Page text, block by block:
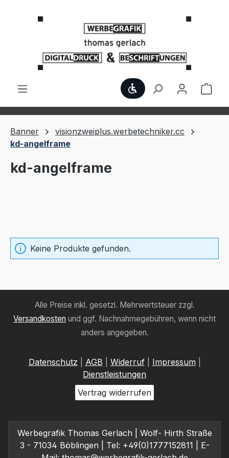
Werkzeugleiste
Banner
visionzweiplus.werbetechniker.cc
kd-angelframe
kd-angelframe
Keine Produkte gefunden.
Alle Preise inkl. gesetzl. Mehrwertsteuer zzgl.
Versandkosten und ggf. Nachnahmegebühren, wenn nicht
anders angegeben.
Datenschutz AGB Widerruf| Impressum
Dienstleistungen
Vertrag widerrufen
Werbegrafik Thomas Gerlach | Wolf- Hirth Straße
3 - 71034 Böblingen | Tel: +49(0)1777152811 | E-